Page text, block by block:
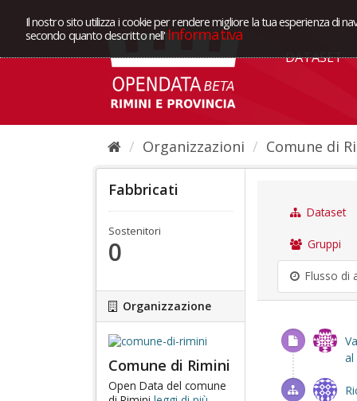
Il nostro sito utilizza i cookie per rendere migliore la tua esperienza di
secondo quanto descritto nell' Informativa
DATASET
Organizzazioni Comune di
Fabbricati
Sostenitori
0
Organizzazione
Comune di Rimini
Open Data del comune
Dataset
Gruppi
Flusso di
al